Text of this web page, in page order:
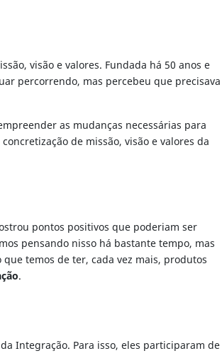
visão e valores. Fundada há 50 anos e
percorrendo, mas percebeu que precisava
as mudanças necessárias para
de missão, visão e valores da
pontos positivos que poderiam ser
pensando nisso há bastante tempo, mas
temos de ter, cada vez mais, produtos
.
Integração. Para isso, eles participaram de